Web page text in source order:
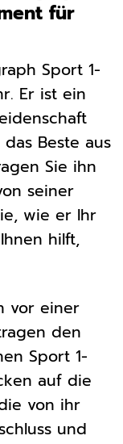
für
Sport 1-
Er ist ein
Beste aus
Sie ihn
seiner
wie er Ihr
hilft,
vor einer
den
Sport 1-
auf die
von ihr
und